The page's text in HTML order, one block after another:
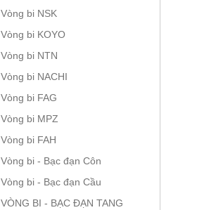
Vòng bi NSK
Vòng bi KOYO
Vòng bi NTN
Vòng bi NACHI
Vòng bi FAG
Vòng bi MPZ
Vòng bi FAH
Vòng bi - Bạc đạn Côn
Vòng bi - Bạc đạn Cầu
VÒNG BI - BẠC ĐẠN TANG